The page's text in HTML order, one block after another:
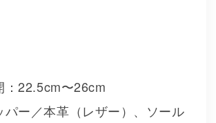
：22.5cm〜26cm
パー／本革（レザー）、ソール